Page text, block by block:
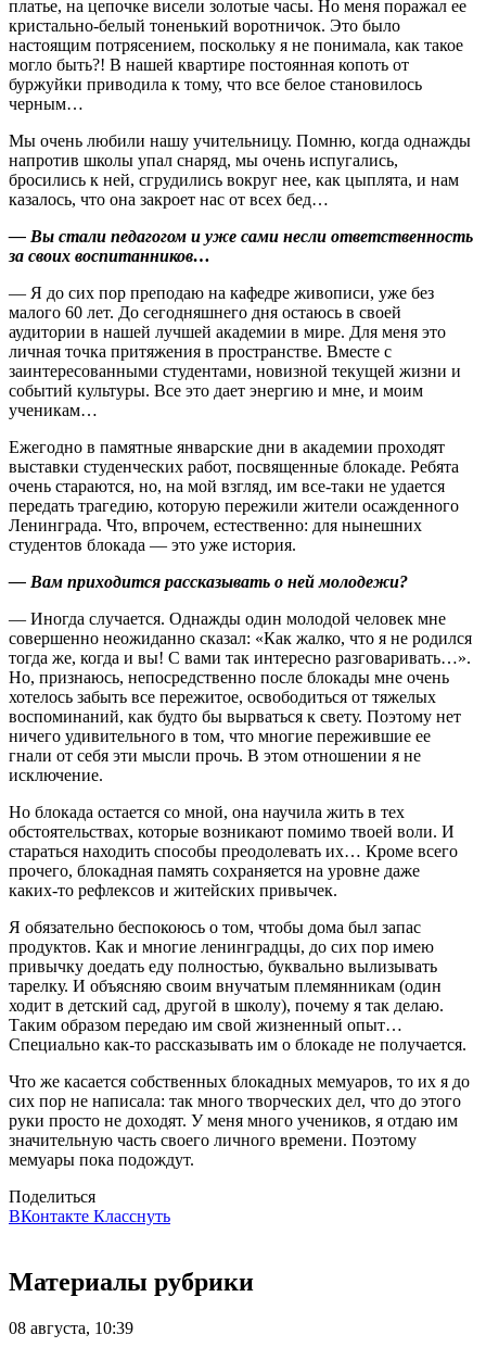
платье, на цепочке висели золотые часы. Но меня поражал ее
кристально-белый тоненький воротничок. Это было
настоящим потрясением, поскольку я не понимала, как такое
могло быть?! В нашей квартире постоянная копоть от
буржуйки приводила к тому, что все белое становилось
черным…
Мы очень любили нашу учительницу. Помню, когда однажды
напротив школы упал снаряд, мы очень испугались,
бросились к ней, сгрудились вокруг нее, как цыплята, и нам
казалось, что она закроет нас от всех бед…
— Вы стали педагогом и уже сами несли ответственность
за своих воспитанников…
— Я до сих пор преподаю на кафедре живописи, уже без
малого 60 лет. До сегодняшнего дня остаюсь в своей
аудитории в нашей лучшей академии в мире. Для меня это
личная точка притяжения в пространстве. Вместе с
заинтересованными студентами, новизной текущей жизни и
событий культуры. Все это дает энергию и мне, и моим
ученикам…
Ежегодно в памятные январские дни в академии проходят
выставки студенческих работ, посвященные блокаде. Ребята
очень стараются, но, на мой взгляд, им все‑таки не удается
передать трагедию, которую пережили жители осажденного
Ленинграда. Что, впрочем, естественно: для нынешних
студентов блокада — это уже история.
— Вам приходится рассказывать о ней молодежи?
— Иногда случается. Однажды один молодой человек мне
совершенно неожиданно сказал: «Как жалко, что я не родился
тогда же, когда и вы! С вами так интересно разговаривать…».
Но, признаюсь, непосредственно после блокады мне очень
хотелось забыть все пережитое, освободиться от тяжелых
воспоминаний, как будто бы вырваться к свету. Поэтому нет
ничего удивительного в том, что многие пережившие ее
гнали от себя эти мысли прочь. В этом отношении я не
исключение.
Но блокада остается со мной, она научила жить в тех
обстоятельствах, которые возникают помимо твоей воли. И
стараться находить способы преодолевать их… Кроме всего
прочего, блокадная память сохраняется на уровне даже
каких‑то рефлексов и житейских привычек.
Я обязательно беспокоюсь о том, чтобы дома был запас
продуктов. Как и многие ленинградцы, до сих пор имею
привычку доедать еду полностью, буквально вылизывать
тарелку. И объясняю своим внучатым племянникам (один
ходит в детский сад, другой в школу), почему я так делаю.
Таким образом передаю им свой жизненный опыт…
Специально как‑то рассказывать им о блокаде не получается.
Что же касается собственных блокадных мемуаров, то их я до
сих пор не написала: так много творческих дел, что до этого
руки просто не доходят. У меня много учеников, я отдаю им
значительную часть своего личного времени. Поэтому
мемуары пока подождут.
Поделиться
ВКонтакте Класснуть
Материалы рубрики
08 августа, 10:39